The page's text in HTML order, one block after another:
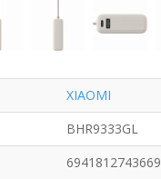
XIAOMI
BHR9333GL
6941812743669